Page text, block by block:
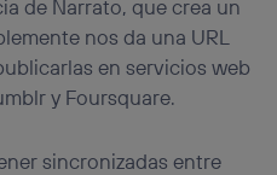
de Narrato, que crea un
nos da una URL
en servicios web
y Foursquare.
sincronizadas entre